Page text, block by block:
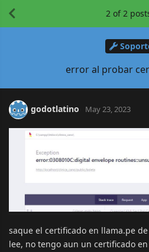
error al probar
2 of2
godotlatino May 23, 2023
saque el certificado en llama.pe
lee, no tengo aun un certificado